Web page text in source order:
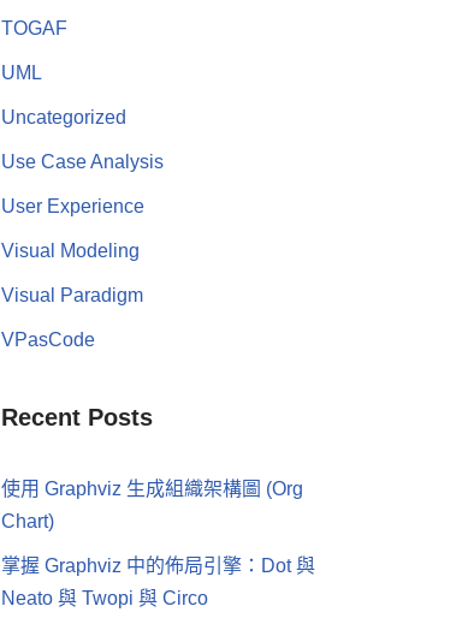
TOGAF
UML
Uncategorized
Use Case Analysis
User Experience
Visual Modeling
Visual Paradigm
VPasCode
Recent Posts
使用 Graphviz 生成組織架構圖 (Org
Chart)
掌握 Graphviz 中的佈局引擎：Dot 與
Neato 與 Twopi 與 Circo